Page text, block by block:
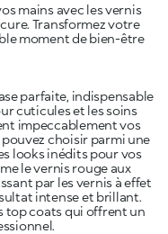
mains avec les vernis
Transformez votre
moment de bien-être
parfaite, indispensable
cuticules et les soins
impeccablement vos
choisir parmi une
looks inédits pour vos
le vernis rouge aux
par les vernis à effet
intense et brillant.
top coats qui offrent un